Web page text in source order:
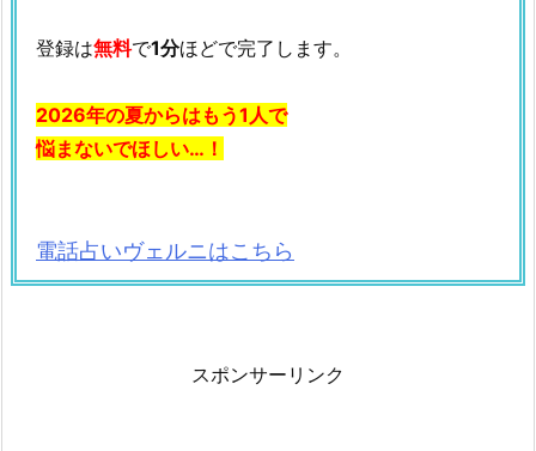
登録は無料で1分ほどで完了します。
2026年の夏からはもう1人で
悩まないでほしい…！
電話占いヴェルニはこちら
スポンサーリンク